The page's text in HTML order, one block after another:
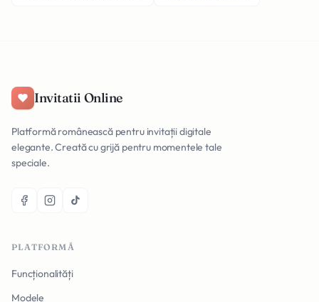
Invitatii Online
Platformă românească pentru invitații digitale
elegante. Creată cu grijă pentru momentele tale
speciale.
PLATFORMĂ
Funcționalități
Modele